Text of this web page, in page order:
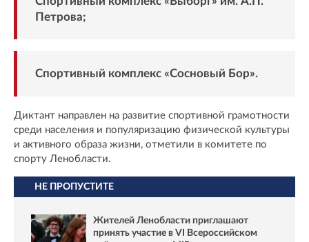
Петрова;
Спортивный комплекс «Сосновый Бор».
Диктант направлен на развитие спортивной грамотности
среди населения и популяризацию физической культуры
и активного образа жизни, отметили в комитете по
спорту Ленобласти.
НЕ ПРОПУСТИТЕ
Жителей Ленобласти приглашают
принять участие в VI Всероссийском